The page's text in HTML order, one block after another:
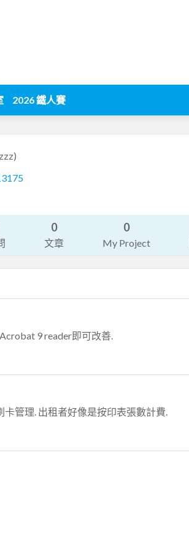
2026 鐵人賽
0
文章
0
My Project
9 reader即可改善.
管理. 出租者好像是按印表張數計費.